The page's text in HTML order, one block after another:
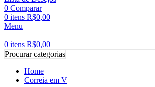
0 Comparar
0 itens R$0,00
Menu
0 itens R$0,00
Procurar categorias
Home
Correia em V